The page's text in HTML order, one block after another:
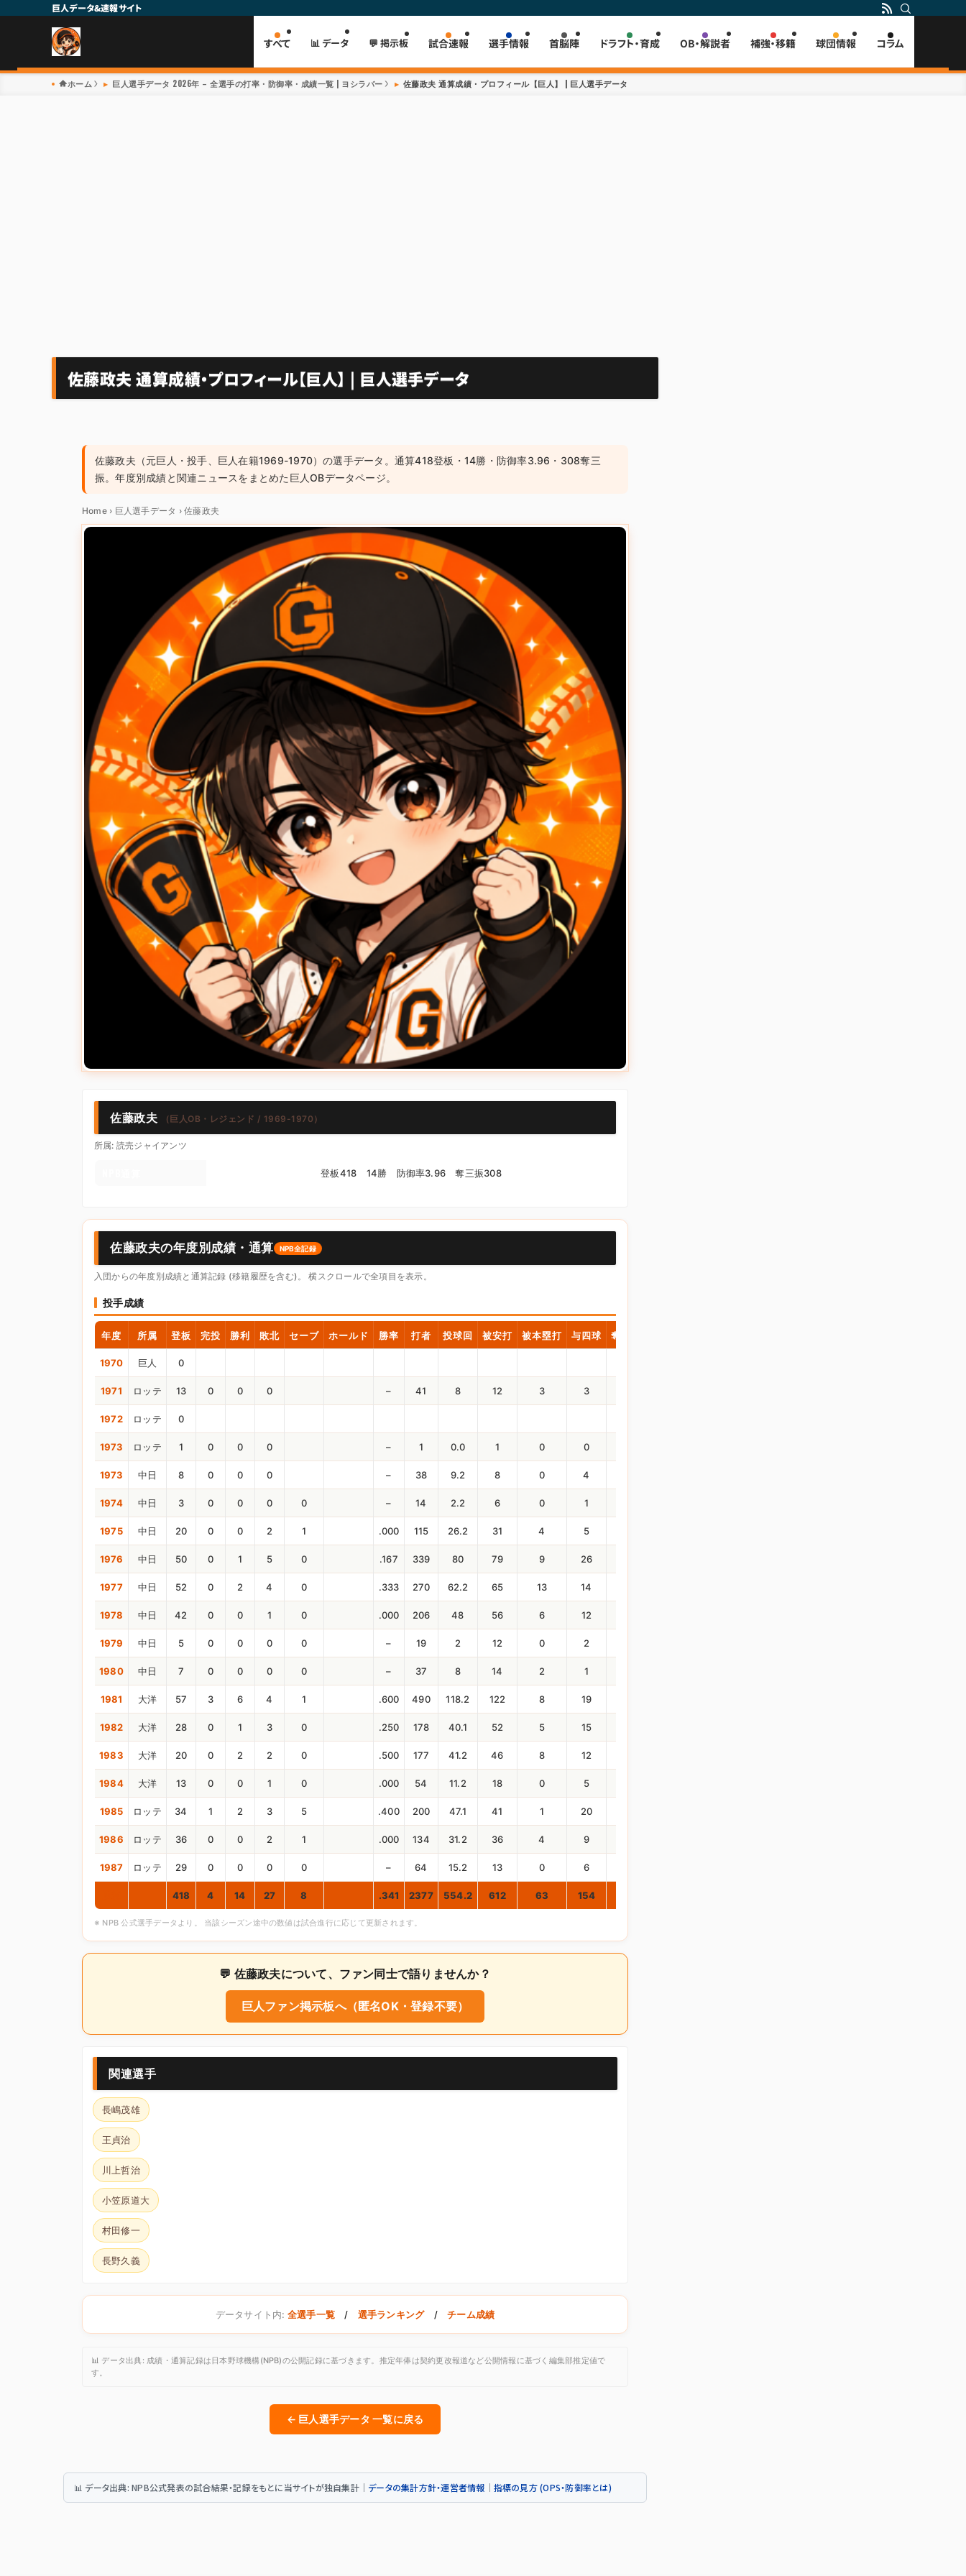
巨人データ&速報サイト
すべて 📊 データ 💬 掲示板 試合速報 選手情報 首脳陣 ドラフト・育成 OB・解説者 補強・移籍 球団情報 コラム
ホーム 巨人選手データ 2026年 – 全選手の打率・防御率・成績一覧 | ヨシラバー 佐藤政夫 通算成績・プロフィール【巨人】 | 巨人選手データ
佐藤政夫 通算成績・プロフィール【巨人】 | 巨人選手データ
佐藤政夫（元巨人・投手、巨人在籍1969-1970）の選手データ。通算418登板・14勝・防御率3.96・308奪三
振。年度別成績と関連ニュースをまとめた巨人OBデータページ。
Home› 巨人選手データ ›佐藤政夫
佐藤政夫 （巨人OB・レジェンド / 1969-1970）
所属: 読売ジャイアンツ
登板418 14勝 防御率3.96 奪三振308
佐藤政夫の年度別成績・通算 NPB全記録
入団からの年度別成績と通算記録 (移籍履歴を含む)。 横スクロールで全項目を表示。
投手成績
年度 所属 登板 完投 勝利 敗北 セーブ ホールド 勝率 打者 投球回 被安打 被本塁打 与四球 奪三振
1970 巨人 0
1971 ロッテ 13 0 0 0 – 41 8 12 3 3
1972 ロッテ 0
1973 ロッテ 1 0 0 0 – 1 0.0 1 0 0
1973 中日 8 0 0 0 – 38 9.2 8 0 4
1974 中日 3 0 0 0 0 – 14 2.2 6 0 1
1975 中日 20 0 0 2 1 .000 115 26.2 31 4 5
1976 中日 50 0 1 5 0 .167 339 80 79 9 26
1977 中日 52 0 2 4 0 .333 270 62.2 65 13 14
1978 中日 42 0 0 1 0 .000 206 48 56 6 12
1979 中日 5 0 0 0 0 – 19 2 12 0 2
1980 中日 7 0 0 0 0 – 37 8 14 2 1
1981 大洋 57 3 6 4 1 .600 490 118.2 122 8 19
1982 大洋 28 0 1 3 0 .250 178 40.1 52 5 15
1983 大洋 20 0 2 2 0 .500 177 41.2 46 8 12
1984 大洋 13 0 0 1 0 .000 54 11.2 18 0 5
1985 ロッテ 34 1 2 3 5 .400 200 47.1 41 1 20
1986 ロッテ 36 0 0 2 1 .000 134 31.2 36 4 9
1987 ロッテ 29 0 0 0 0 – 64 15.2 13 0 6
418 4 14 27 8 .341 2377 554.2 612 63 154
※ NPB 公式選手データより。 当該シーズン途中の数値は試合進行に応じて更新されます。
💬 佐藤政夫について、ファン同士で語りませんか？
巨人ファン掲示板へ（匿名OK・登録不要）
関連選手
長嶋茂雄
王貞治
川上哲治
小笠原道大
村田修一
長野久義
データサイト内: 全選手一覧 / 選手ランキング/チーム成績
📊 データ出典: 成績・通算記録は日本野球機構(NPB)の公開記録に基づきます。推定年俸は契約更改報道など公開情報に基づく編集部推定値で
す。
← 巨人選手データ 一覧に戻る
📊 データ出典: NPB公式発表の試合結果・記録をもとに当サイトが独自集計｜ データの集計方針・運営者情報 ｜ 指標の見方 (OPS・防御率とは)